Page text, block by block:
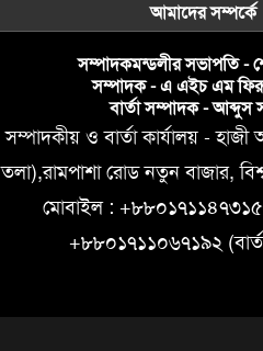
আমাদের সম্পর্কে
সম্পাদকমন্ডলীর সভাপতি -
সম্পাদক - এ এইচ এম
বার্তা সম্পাদক - আব্দুস
সম্পাদকীয় ও বার্তা কার্যালয় - হাজী
তলা),রামপাশা রোড নতুন বাজার,
মোবাইল :
+৮৮০১৭১১০৬৭১৯২